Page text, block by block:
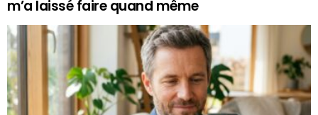
m’a laissé faire quand même